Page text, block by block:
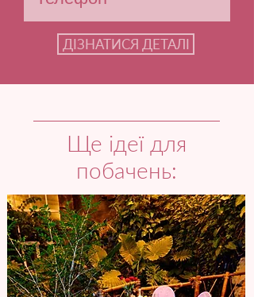
ДІЗНАТИСЯ ДЕТАЛІ
Ще ідеї для
побачень: